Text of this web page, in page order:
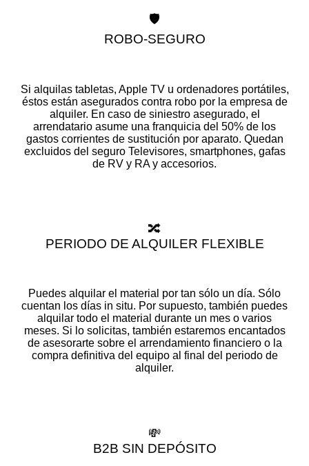
🛡️
ROBO-SEGURO
Si alquilas tabletas, Apple TV u ordenadores portátiles,
éstos están asegurados contra robo por la empresa de
alquiler. En caso de siniestro asegurado, el
arrendatario asume una franquicia del 50% de los
gastos corrientes de sustitución por aparato. Quedan
excluidos del seguro Televisores, smartphones, gafas
de RV y RA y accesorios.
🔀
PERIODO DE ALQUILER FLEXIBLE
Puedes alquilar el material por tan sólo un día. Sólo
cuentan los días in situ. Por supuesto, también puedes
alquilar todo el material durante un mes o varios
meses. Si lo solicitas, también estaremos encantados
de asesorarte sobre el arrendamiento financiero o la
compra definitiva del equipo al final del periodo de
alquiler.
💸
B2B SIN DEPÓSITO